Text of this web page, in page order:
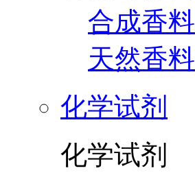
合成香料
天然香料
化学试剂
化学试剂